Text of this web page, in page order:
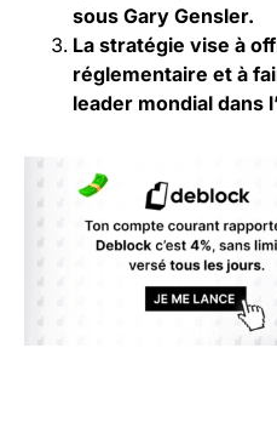
sous Gary Gensler.
La stratégie vise à
réglementaire et à
leader mondial dans